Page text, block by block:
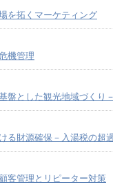
を拓くマーケティング
機管理
盤とした観光地域づくり
る財源確保－入湯税の超
客管理とリピーター対策